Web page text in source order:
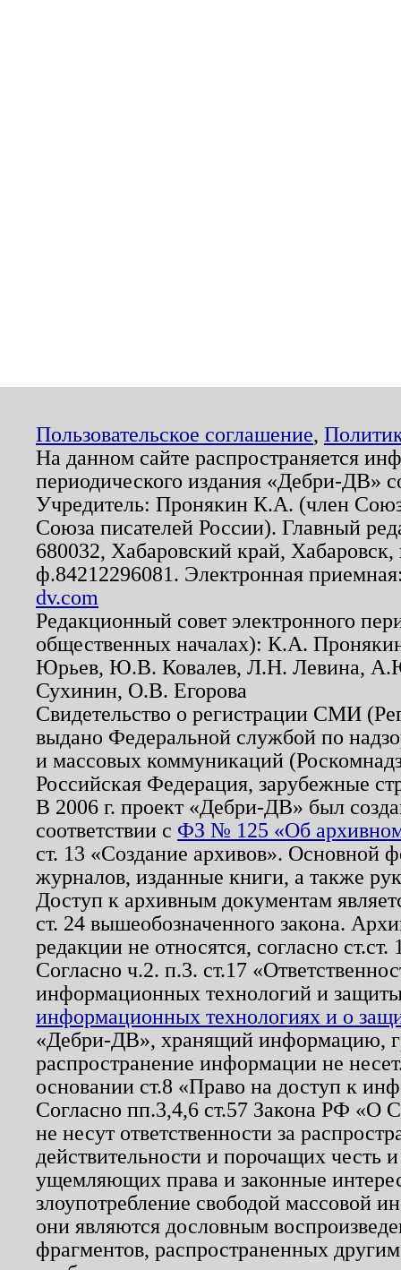
Пользовательское соглашение,
На данном сайте распространяется
периодического издания «Дебри-ДВ»
Учредитель: Пронякин К.А. (член
Союза писателей России). Главный
680032, Хабаровский край,
ф.84212296081. Электронная
dv.com
Редакционный совет электронного
общественных началах): К.А.
Юрьев, Ю.В. Ковалев, Л.Н. Левина,
Сухинин, О.В. Егорова
Свидетельство о регистрации СМИ
выдано Федеральной службой по
и массовых коммуникаций
Российская Федерация, зарубежные
В 2006 г. проект «Дебри-ДВ» был
соответствии с ФЗ № 125 «Об
ст. 13 «Создание архивов». Основной
журналов, изданные книги, а также
Доступ к архивным документам
ст. 24 вышеобозначенного закона.
редакции не относятся, согласно
Согласно ч.2. п.3. ст.17
информационных технологий и
информационных технологиях и о
«Дебри-ДВ», хранящий информацию,
распространение информации не
основании ст.8 «Право на доступ к
Согласно пп.3,4,6 ст.57 Закона РФ «О
не несут ответственности за
действительности и порочащих честь
ущемляющих права и законные
злоупотребление свободой массовой
они являются дословным
фрагментов, распространенных